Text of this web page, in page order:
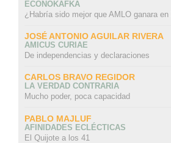
ECONOKAFKA
¿Habría sido mejor que AMLO ganara en
JOSÉ ANTONIO AGUILAR RIVERA
AMICUS CURIAE
De independencias y declaraciones
CARLOS BRAVO REGIDOR
LA VERDAD CONTRARIA
Mucho poder, poca capacidad
PABLO MAJLUF
AFINIDADES ECLÉCTICAS
El Quijote a los 41